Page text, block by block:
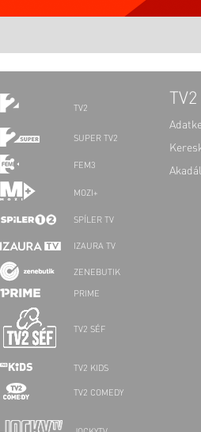
TV2
SUPER TV2
FEM3
MOZI+
SPÍLER TV
IZAURA TV
ZENEBUTIK
PRIME
TV2 SÉF
TV2 KIDS
TV2 COMEDY
TV2